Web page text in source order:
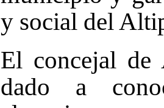
y social del
El concejal de
dado a